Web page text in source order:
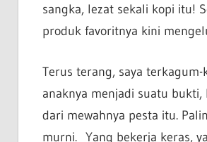
sangka, lezat sekali kopi itu!
produk favoritnya kini
Terus terang, saya
anaknya menjadi suatu
dari mewahnya pesta itu.
murni. Yang bekerja keras,